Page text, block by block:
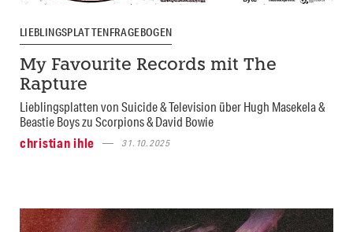
LIEBLINGSPLATTENFRAGEBOGEN
My Favourite Records mit The
Rapture
Lieblingsplatten von Suicide & Television über Hugh Masekela &
Beastie Boys zu Scorpions & David Bowie
christian ihle
31.10.2025